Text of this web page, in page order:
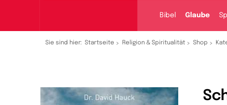
Bibel Glaube
Sie sind hier: Startseite Religion & Spiritualität Shop